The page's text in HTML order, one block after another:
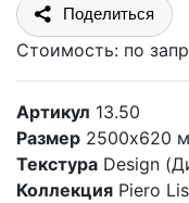
Поделиться
Стоимость: по
Артикул 13.50
Размер 2500х620
Текстура Design
Коллекция Piero